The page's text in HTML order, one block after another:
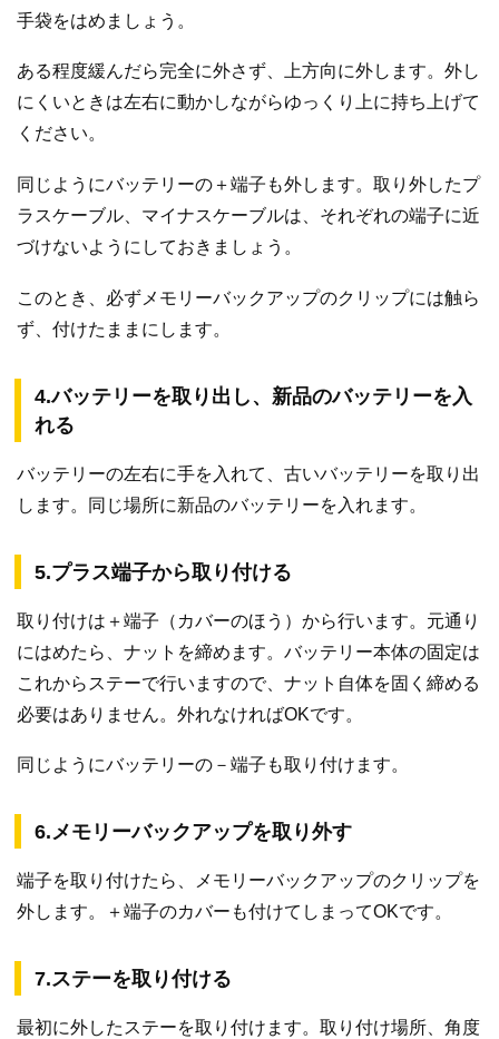
手袋をはめましょう。
ある程度緩んだら完全に外さず、上方向に外します。外し
にくいときは左右に動かしながらゆっくり上に持ち上げて
ください。
同じようにバッテリーの＋端子も外します。取り外したプ
ラスケーブル、マイナスケーブルは、それぞれの端子に近
づけないようにしておきましょう。
このとき、必ずメモリーバックアップのクリップには触ら
ず、付けたままにします。
4.バッテリーを取り出し、新品のバッテリーを入
れる
バッテリーの左右に手を入れて、古いバッテリーを取り出
します。同じ場所に新品のバッテリーを入れます。
5.プラス端子から取り付ける
取り付けは＋端子（カバーのほう）から行います。元通り
にはめたら、ナットを締めます。バッテリー本体の固定は
これからステーで行いますので、ナット自体を固く締める
必要はありません。外れなければOKです。
同じようにバッテリーの－端子も取り付けます。
6.メモリーバックアップを取り外す
端子を取り付けたら、メモリーバックアップのクリップを
外します。＋端子のカバーも付けてしまってOKです。
7.ステーを取り付ける
最初に外したステーを取り付けます。取り付け場所、角度